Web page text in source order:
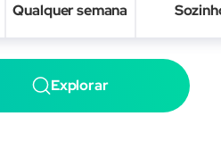
Qualquer semana
Explorar